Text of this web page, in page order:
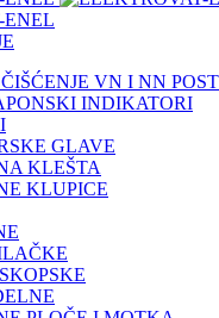
VN I NN
INDIKATORI
GLAVE
KLEŠTA
KLUPICE